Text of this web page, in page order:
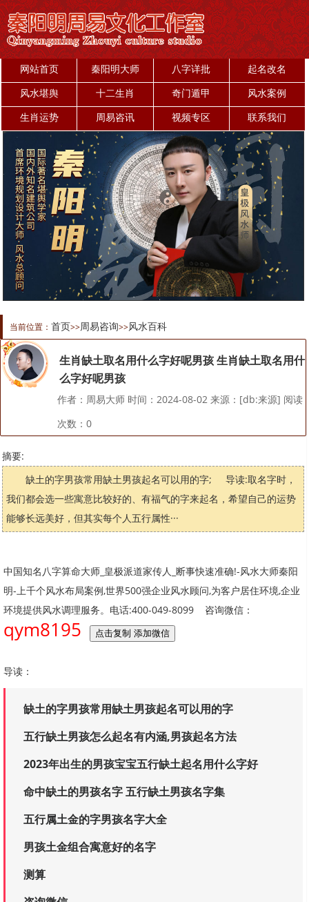
网站首页 秦阳明大师 八字详批
起名改名
风水堪舆
十二生肖 奇门遁甲
风水案例
生肖运势
周易咨讯 视频专区 联系我们
当前位置： 首页>>周易咨询>>风水百科
生肖缺土取名用什么字好呢男孩 生肖缺土取名用什
么字好呢男孩
作者：周易大师 时间：2024-08-02 来源：[db:来源] 阅读
次数： 0
摘要:
缺土的字男孩常用缺土男孩起名可以用的字; 导读:取名字时，
我们都会选一些寓意比较好的、有福气的字来起名，希望自己的运势
能够长远美好，但其实每个人五行属性···
中国知名八字算命大师_皇极派道家传人_断事快速准确!-风水大师秦阳
明-上千个风水布局案例,世界500强企业风水顾问,为客户居住环境,企业
环境提供风水调理服务。电话:400-049-8099 咨询微信：
qym8195 点击复制 添加微信
导读：
缺土的字男孩常用缺土男孩起名可以用的字
五行缺土男孩怎么起名有内涵,男孩起名方法
2023年出生的男孩宝宝五行缺土起名用什么字好
命中缺土的男孩名字 五行缺土男孩名字集
五行属土金的字男孩名字大全
男孩土金组合寓意好的名字
测算